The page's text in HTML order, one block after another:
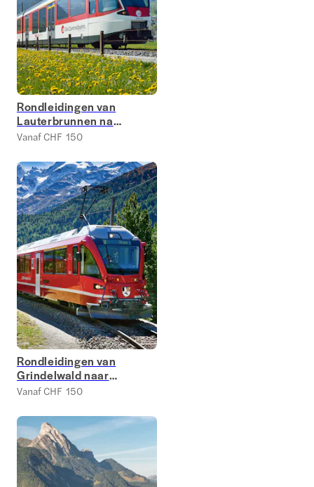
Rondleidingen van
Lauterbrunnen naar
Jungfraujoch
Vanaf CHF 150
Rondleidingen van
Grindelwald naar
Jungfraujoch
Vanaf CHF 150